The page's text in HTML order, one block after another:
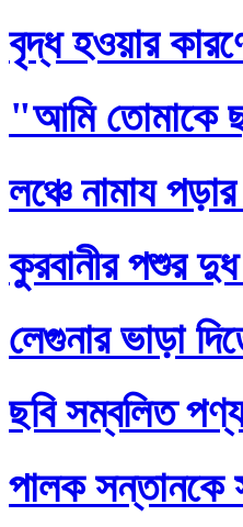
বৃদ্ধ হওয়ার
"আমি তোমাকে
লঞ্চে নামায
কুরবানীর পশুর
লেগুনার ভাড়া
ছবি সম্বলিত
পালক সন্তানকে